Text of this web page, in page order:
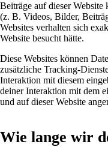
Beiträge auf dieser Website
(z. B. Videos, Bilder,
Websites verhalten sich
Website besucht hätte.
Diese Websites können
zusätzliche Tracking-
Interaktion mit diesem
deiner Interaktion mit dem
und auf dieser Website
Wie lange wir